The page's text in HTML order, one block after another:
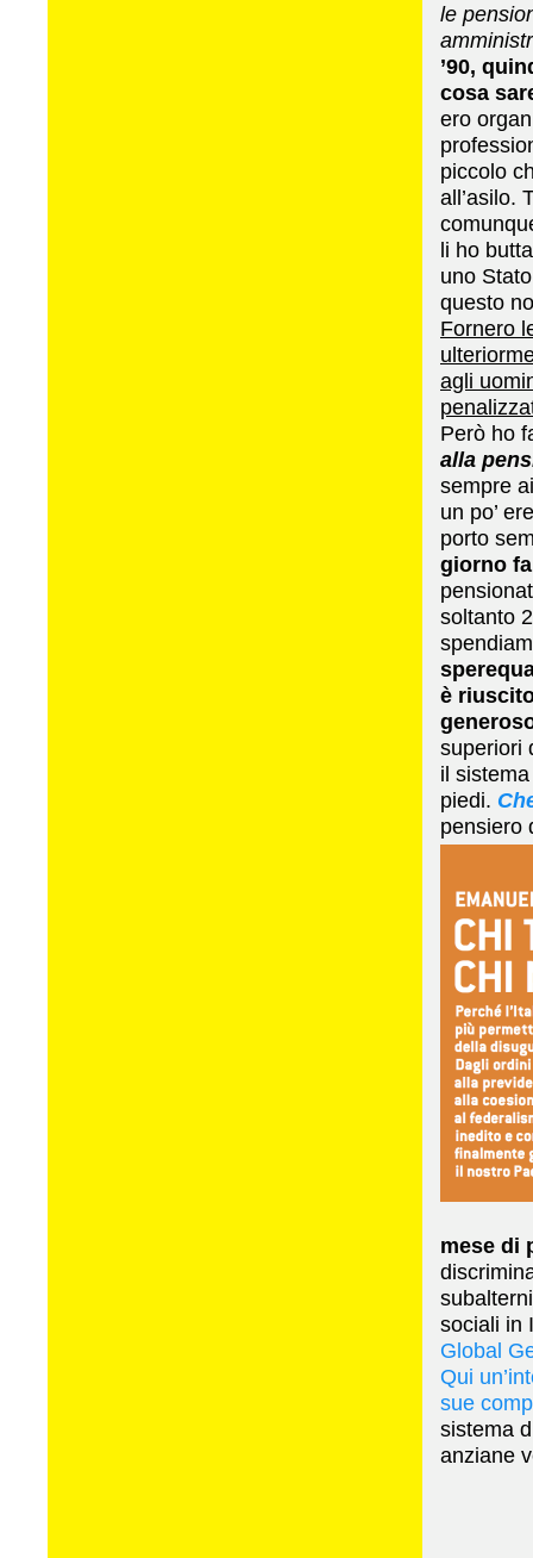
le
’90,
cosa
ero
piccolo
all’asilo.
li ho
uno
questo
Fornero
agli
Però ho
alla
sempre
un po’
porto
giorno
soltanto
è
superiori
il
piedi.
pensiero
mese di
sociali in
Global
Qui
sue
sistema
anziane